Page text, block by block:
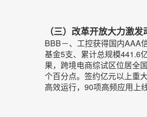
（三）改革开放大力激发
BBB－、工控获得国内AAA
基金5支、累计总规模441.6
果，跨境电商综试区位居全
个百分点。签约亿元以上重
高效运行，90项高频应用上